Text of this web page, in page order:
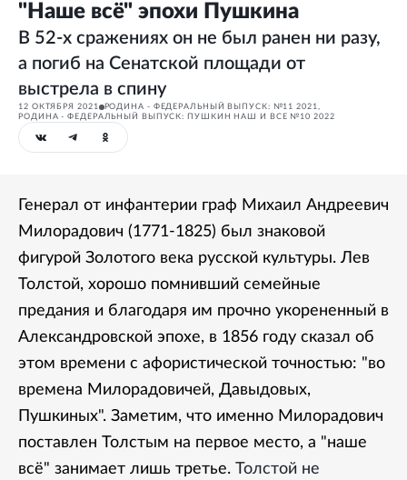
"Наше всё" эпохи Пушкина
В 52-х сражениях он не был ранен ни разу,
а погиб на Сенатской площади от
выстрела в спину
12 ОКТЯБРЯ 2021 РОДИНА - ФЕДЕРАЛЬНЫЙ ВЫПУСК: №11 2021,
РОДИНА - ФЕДЕРАЛЬНЫЙ ВЫПУСК: ПУШКИН НАШ И ВСЕ №10 2022
Генерал от инфантерии граф Михаил Андреевич
Милорадович (1771-1825) был знаковой
фигурой Золотого века русской культуры. Лев
Толстой, хорошо помнивший семейные
предания и благодаря им прочно укорененный в
Александровской эпохе, в 1856 году сказал об
этом времени с афористической точностью: "во
времена Милорадовичей, Давыдовых,
Пушкиных". Заметим, что именно Милорадович
поставлен Толстым на первое место, а "наше
всё" занимает лишь третье. Толстой не